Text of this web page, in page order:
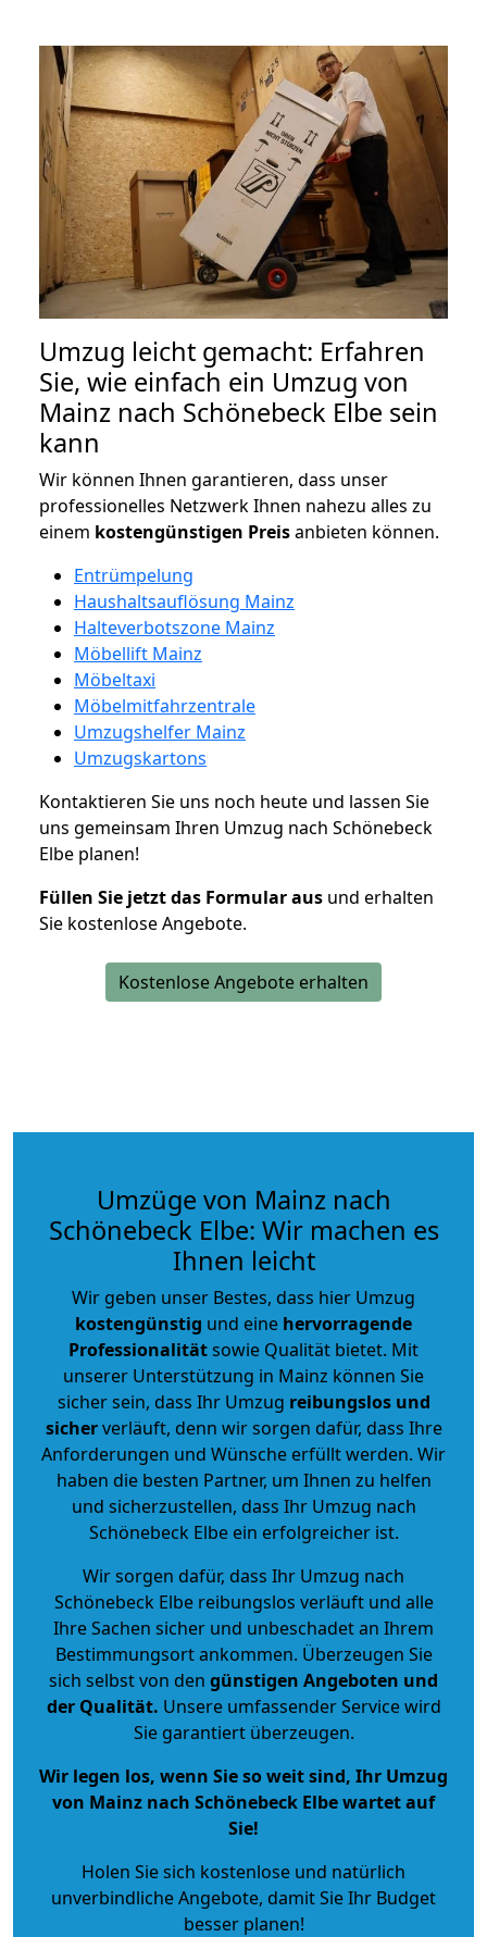
Umzug leicht gemacht: Erfahren
Sie, wie einfach ein Umzug von
Mainz nach Schönebeck Elbe sein
kann
Wir können Ihnen garantieren, dass unser
professionelles Netzwerk Ihnen nahezu alles zu
einem kostengünstigen Preisanbieten können.
Entrümpelung
Haushaltsauflösung Mainz
Halteverbotszone Mainz
Möbellift Mainz
Möbeltaxi
Möbelmitfahrzentrale
Umzugshelfer Mainz
Umzugskartons
Kontaktieren Sie uns noch heute und lassen Sie
uns gemeinsam Ihren Umzug nach Schönebeck
Elbe planen!
Füllen Sie jetzt das Formular aus und erhalten
Sie kostenlose Angebote.
Kostenlose Angebote erhalten
Umzüge von Mainz nach
Schönebeck Elbe: Wir machen es
Ihnen leicht
Wir geben unser Bestes, dass hier Umzug
kostengünstig und eine hervorragende
Professionalitätsowie Qualität bietet. Mit
unserer Unterstützung in Mainz können Sie
sicher sein, dass Ihr Umzug reibungslos und
sicherverläuft, denn wir sorgen dafür, dass Ihre
Anforderungen und Wünsche erfüllt werden. Wir
haben die besten Partner, um Ihnen zu helfen
und sicherzustellen, dass Ihr Umzug nach
Schönebeck Elbe ein erfolgreicher ist.
Wir sorgen dafür, dass Ihr Umzug nach
Schönebeck Elbe reibungslos verläuft und alle
Ihre Sachen sicher und unbeschadet an Ihrem
Bestimmungsort ankommen. Überzeugen Sie
sich selbst von den günstigen Angeboten und
der Qualität. Unsere umfassender Service wird
Sie garantiert überzeugen.
Wir legen los, wenn Sie so weit sind, Ihr Umzug
von Mainz nach Schönebeck Elbe wartet auf
Sie!
Holen Sie sich kostenlose und natürlich
unverbindliche Angebote, damit Sie Ihr Budget
besser planen!